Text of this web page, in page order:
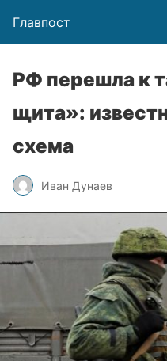
Главпост
РФ перешла к
щита»:
схема
Иван Дунаев